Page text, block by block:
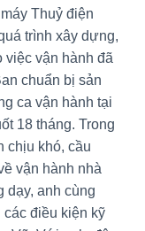
Thuỷ điện
trình xây dựng,
việc vận hành đã
chuẩn bị sản
ca vận hành tại
18 tháng. Trong
chịu khó, cầu
vận hành nhà
dạy, anh cùng
các điều kiện kỹ